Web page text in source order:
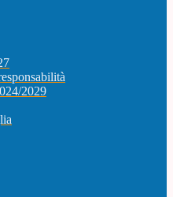
2029